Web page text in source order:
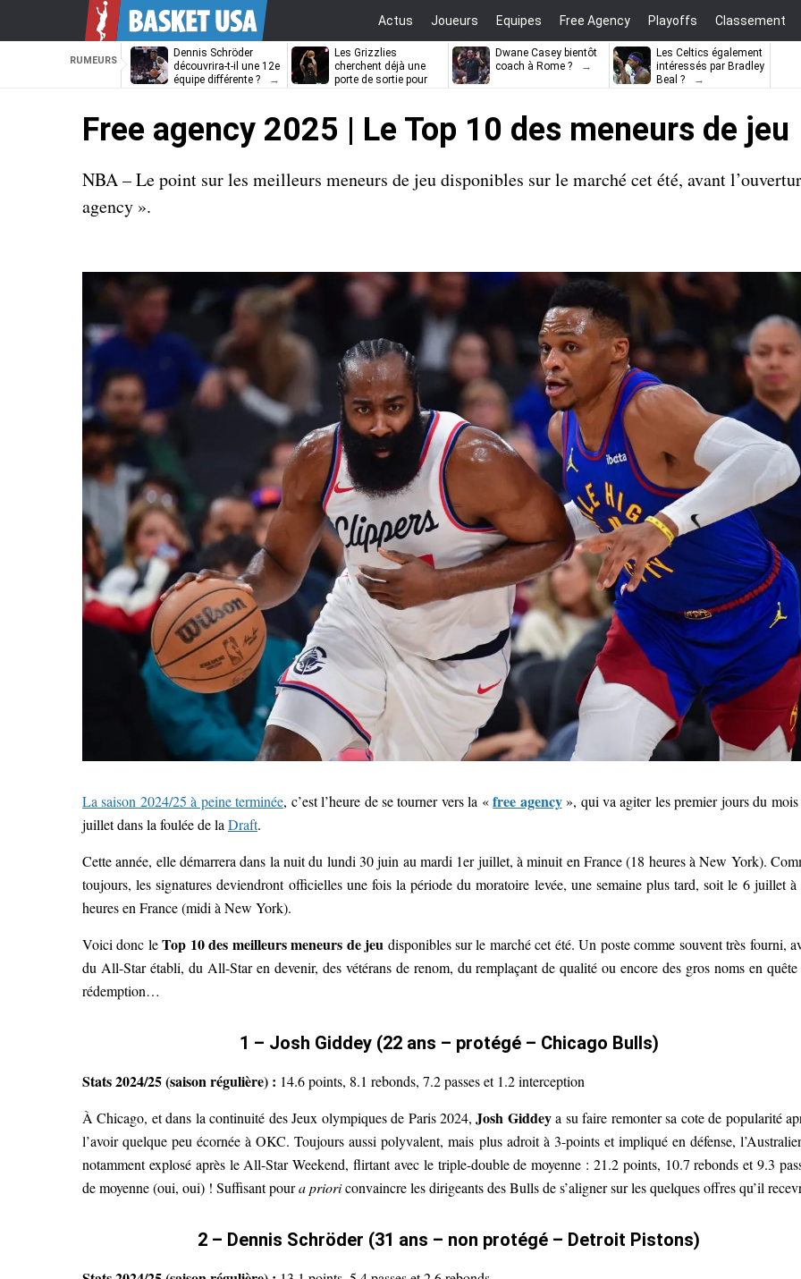
Actus Joueurs Equipes Free Agency Playoffs Classement
RUMEURS
Dennis Schröder
découvrira-t-il une 12e
équipe différente ?
Les Grizzlies
cherchent déjà une
porte de sortie pour
Dwane Casey bientôt
coach à Rome ?
Les Celtics également
intéressés par Bradley
Beal ?
Free agency 2025 | Le Top 10 des meneurs de jeu
NBA – Le point sur les meilleurs meneurs de jeu disponibles sur le marché cet été, avant
agency ».
La saison 2024/25 à peine terminée, c’est l’heure de se tourner vers la «free agency», qui va agiter les premier jours du mois
juillet dans la foulée de la Draft.
Cette année, elle démarrera dans la nuit du lundi 30 juin au mardi 1er juillet, à minuit en France (18 heures à New York).
toujours, les signatures deviendront officielles une fois la période du moratoire levée, une semaine plus tard, soit le 6 juillet à
heures en France (midi à New York).
Voici donc leTop 10 des meilleurs meneurs de jeu disponibles sur le marché cet été. Un poste comme souvent très fourni,
du All-Star établi, du All-Star en devenir, des vétérans de renom, du remplaçant de qualité ou encore des gros noms en quête
rédemption…
1 – Josh Giddey (22 ans – protégé – Chicago Bulls)
Stats 2024/25 (saison régulière) : 14.6 points, 8.1 rebonds, 7.2 passes et 1.2 interception
À Chicago, et dans la continuité des Jeux olympiques de Paris 2024,Josh Giddeya su faire remonter sa cote de popularité
l’avoir quelque peu écornée à OKC. Toujours aussi polyvalent, mais plus adroit à 3-points et impliqué en défense,
notamment explosé après le All-Star Weekend, flirtant avec le triple-double de moyenne : 21.2 points, 10.7 rebonds et 9.3
de moyenne (oui, oui) ! Suffisant poura prioriconvaincre les dirigeants des Bulls de s’aligner sur les quelques offres qu’il
2 – Dennis Schröder (31 ans – non protégé – Detroit Pistons)